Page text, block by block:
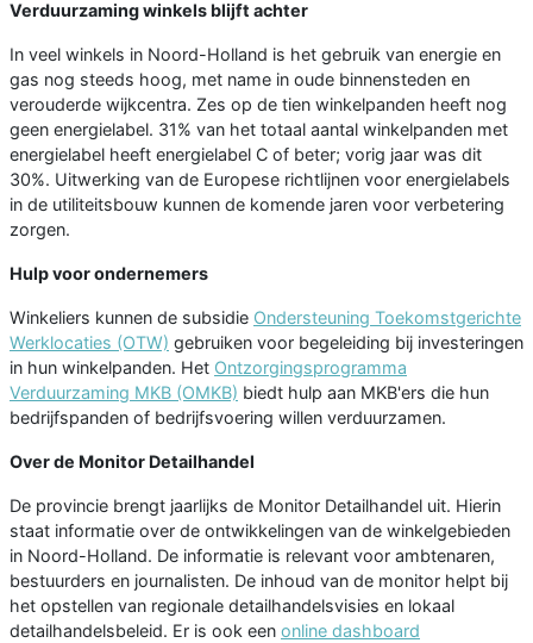
Verduurzaming winkels blijft achter
In veel winkels in Noord-Holland is het gebruik van energie en
gas nog steeds hoog, met name in oude binnensteden en
verouderde wijkcentra. Zes op de tien winkelpanden heeft nog
geen energielabel. 31% van het totaal aantal winkelpanden met
energielabel heeft energielabel C of beter; vorig jaar was dit
30%. Uitwerking van de Europese richtlijnen voor energielabels
in de utiliteitsbouw kunnen de komende jaren voor verbetering
zorgen.
Hulp voor ondernemers
Winkeliers kunnen de subsidie Ondersteuning Toekomstgerichte
Werklocaties (OTW) gebruiken voor begeleiding bij investeringen
in hun winkelpanden. Het Ontzorgingsprogramma
Verduurzaming MKB (OMKB) biedt hulp aan MKB'ers die hun
bedrijfspanden of bedrijfsvoering willen verduurzamen.
Over de Monitor Detailhandel
De provincie brengt jaarlijks de Monitor Detailhandel uit. Hierin
staat informatie over de ontwikkelingen van de winkelgebieden
in Noord-Holland. De informatie is relevant voor ambtenaren,
bestuurders en journalisten. De inhoud van de monitor helpt bij
het opstellen van regionale detailhandelsvisies en lokaal
detailhandelsbeleid. Er is ook een online dashboard